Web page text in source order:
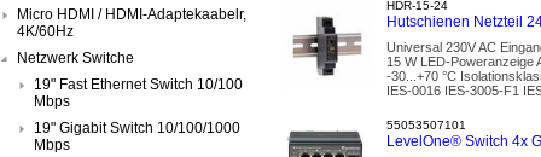
Micro HDMI / HDMI-Adaptekaabelr,
4K/60Hz
Netzwerk Switche
19" Fast Ethernet Switch 10/100
Mbps
19" Gigabit Switch 10/100/1000
Mbps
HDR-15-24
Hutschienen Netzteil
Universal 230V AC
15 W LED-
-30...+70 °C
IES-0016 IES-3005-F1
55053507101
LevelOne® Switch 4x